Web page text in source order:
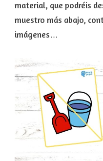
material, que podréis
muestro más abajo,
imágenes…